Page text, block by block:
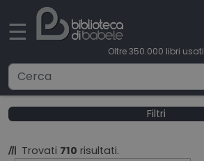
☰
Oltre 350.000 libri usati
Ricerca avanzata Filtri
Trovati 710 risultati.